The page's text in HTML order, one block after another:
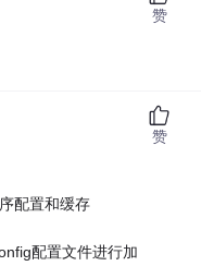
赞
配置和缓存
配置文件进行加
赞